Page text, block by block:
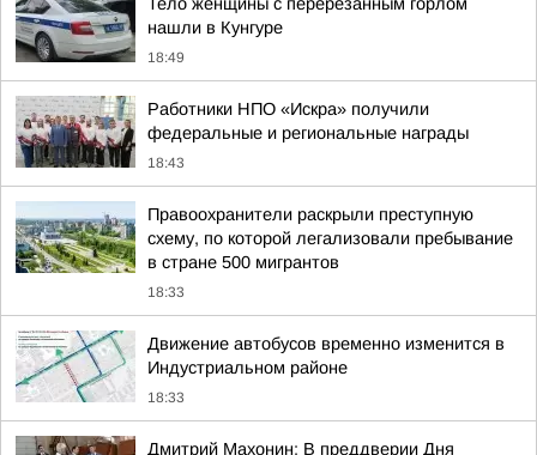
нашли в Кунгуре
18:49
Работники НПО «Искра» получили
федеральные и региональные награды
18:43
Правоохранители раскрыли преступную
схему, по которой легализовали пребывание
в стране 500 мигрантов
18:33
Движение автобусов временно изменится в
Индустриальном районе
18:33
Дмитрий Махонин: В преддверии Дня